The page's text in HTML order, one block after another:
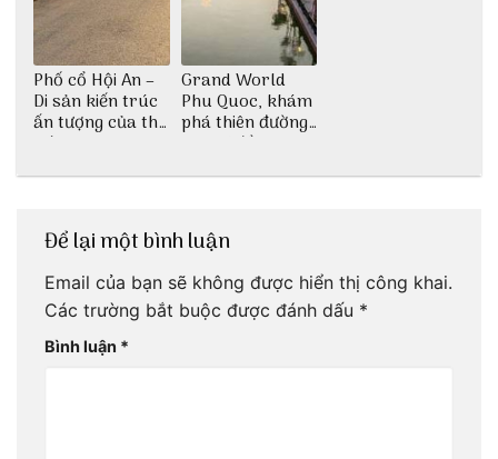
Phố cổ Hội An –
Di sản kiến trúc
ấn tượng của thế
giới
Grand World
Phu Quoc, khám
phá thiên đường
giải trí đầy sôi
Để lại một bình luận
Email của bạn sẽ không được hiển thị công khai.
Các trường bắt buộc được đánh dấu *
Bình luận *